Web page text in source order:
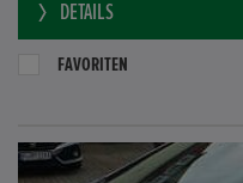
DETAILS
FAVORITEN